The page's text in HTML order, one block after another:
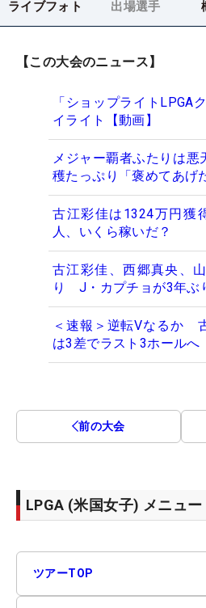
ライブフォト 出場選手
【この大会のニュース】
「ショップライトLPGA
イライト【動画】
メジャー覇者ふたりは
穫たっぷり「褒めてあげ
古江彩佳は1324万円
人、いくら稼いだ？
古江彩佳、西郷真央、
り J・カプチョが3年ぶ
＜速報＞逆転Vなるか
は3差でラスト3ホールへ
前の大会
LPGA (米国女子) メニュー
ツアーTOP